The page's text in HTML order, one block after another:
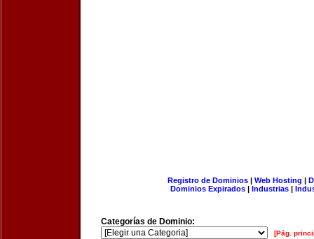
Registro de Dominios| Web Hosting |
Dominios Expirados | Industrias |
Categorías de Dominio:
[Pág.